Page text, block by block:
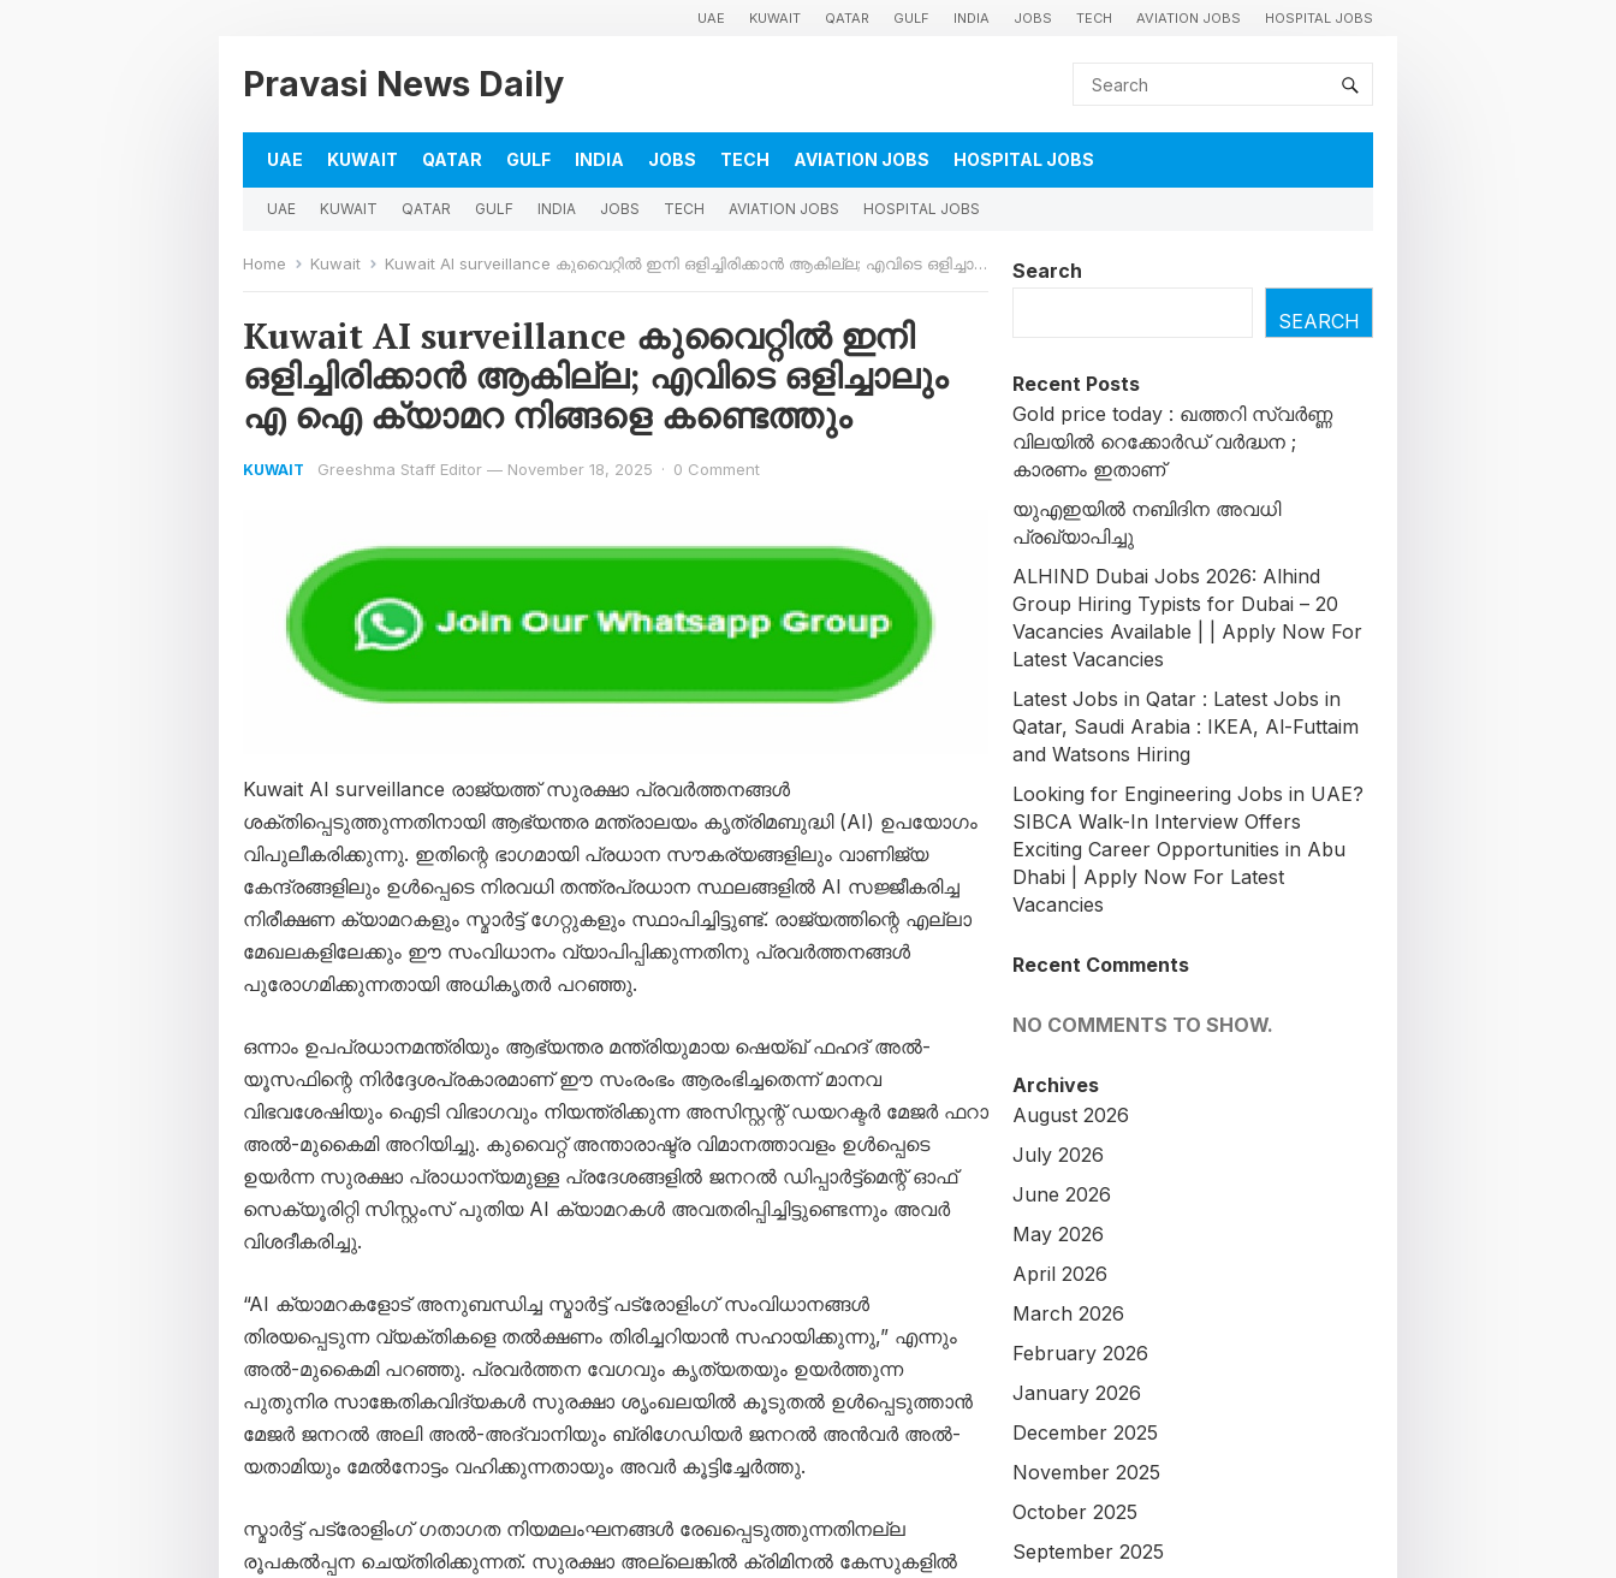
UAE KUWAIT QATAR GULF INDIA JOBS TECH AVIATION JOBS HOSPITAL JOBS
Pravasi News Daily
UAE KUWAIT QATAR GULF INDIA JOBS TECH AVIATION JOBS HOSPITAL JOBS
UAE KUWAIT QATAR GULF INDIA JOBS TECH AVIATION JOBS HOSPITAL JOBS
Home Kuwait Kuwait AI surveillance കുവൈറ്റിൽ ഇനി ഒളിച്ചിരിക്കാൻ ആകില്ല; എവിടെ ഒളിച്ചാലും എ ഐ ക്യാമറ നിങ്ങളെ കണ്ടെത്തും
Kuwait AI surveillance കുവൈറ്റിൽ ഇനി
ഒളിച്ചിരിക്കാൻ ആകില്ല; എവിടെ ഒളിച്ചാലും
എ ഐ ക്യാമറ നിങ്ങളെ കണ്ടെത്തും
KUWAIT Greeshma Staff Editor — November 18, 2025 · 0 Comment
Kuwait AI surveillance രാജ്യത്ത് സുരക്ഷാ പ്രവർത്തനങ്ങൾ
ശക്തിപ്പെടുത്തുന്നതിനായി ആഭ്യന്തര മന്ത്രാലയം കൃത്രിമബുദ്ധി (AI) ഉപയോഗം
വിപുലീകരിക്കുന്നു. ഇതിന്റെ ഭാഗമായി പ്രധാന സൗകര്യങ്ങളിലും വാണിജ്യ
കേന്ദ്രങ്ങളിലും ഉൾപ്പെടെ നിരവധി തന്ത്രപ്രധാന സ്ഥലങ്ങളിൽ AI സജ്ജീകരിച്ച
നിരീക്ഷണ ക്യാമറകളും സ്മാർട്ട് ഗേറ്റുകളും സ്ഥാപിച്ചിട്ടുണ്ട്. രാജ്യത്തിന്റെ എല്ലാ
മേഖലകളിലേക്കും ഈ സംവിധാനം വ്യാപിപ്പിക്കുന്നതിനു പ്രവർത്തനങ്ങൾ
പുരോഗമിക്കുന്നതായി അധികൃതർ പറഞ്ഞു.
ഒന്നാം ഉപപ്രധാനമന്ത്രിയും ആഭ്യന്തര മന്ത്രിയുമായ ഷെയ്ഖ് ഫഹദ് അൽ-
യൂസഫിന്റെ നിർദ്ദേശപ്രകാരമാണ് ഈ സംരംഭം ആരംഭിച്ചതെന്ന് മാനവ
വിഭവശേഷിയും ഐടി വിഭാഗവും നിയന്ത്രിക്കുന്ന അസിസ്റ്റന്റ് ഡയറക്ടർ മേജർ ഫറാ
അൽ-മുകൈമി അറിയിച്ചു. കുവൈറ്റ് അന്താരാഷ്ട്ര വിമാനത്താവളം ഉൾപ്പെടെ
ഉയർന്ന സുരക്ഷാ പ്രാധാന്യമുള്ള പ്രദേശങ്ങളിൽ ജനറൽ ഡിപ്പാർട്ട്മെന്റ് ഓഫ്
സെക്യൂരിറ്റി സിസ്റ്റംസ് പുതിയ AI ക്യാമറകൾ അവതരിപ്പിച്ചിട്ടുണ്ടെന്നും അവർ
വിശദീകരിച്ചു.
“AI ക്യാമറകളോട് അനുബന്ധിച്ച സ്മാർട്ട് പട്രോളിംഗ് സംവിധാനങ്ങൾ
തിരയപ്പെടുന്ന വ്യക്തികളെ തൽക്ഷണം തിരിച്ചറിയാൻ സഹായിക്കുന്നു,” എന്നും
അൽ-മുകൈമി പറഞ്ഞു. പ്രവർത്തന വേഗവും കൃത്യതയും ഉയർത്തുന്ന
പുതുനിര സാങ്കേതികവിദ്യകൾ സുരക്ഷാ ശൃംഖലയിൽ കൂടുതൽ ഉൾപ്പെടുത്താൻ
മേജർ ജനറൽ അലി അൽ-അദ്വാനിയും ബ്രിഗേഡിയർ ജനറൽ അൻവർ അൽ-
യതാമിയും മേൽനോട്ടം വഹിക്കുന്നതായും അവർ കൂട്ടിച്ചേർത്തു.
സ്മാർട്ട് പട്രോളിംഗ് ഗതാഗത നിയമലംഘനങ്ങൾ രേഖപ്പെടുത്തുന്നതിനല്ല
രൂപകൽപ്പന ചെയ്തിരിക്കുന്നത്. സുരക്ഷാ അല്ലെങ്കിൽ ക്രിമിനൽ കേസുകളിൽ
Search
SEARCH
Recent Posts
Gold price today : ഖത്തറി സ്വർണ്ണ
വിലയിൽ റെക്കോർഡ് വർദ്ധന ;
കാരണം ഇതാണ്
യുഎഇയില്‍ നബിദിന അവധി
പ്രഖ്യാപിച്ചു
ALHIND Dubai Jobs 2026: Alhind
Group Hiring Typists for Dubai – 20
Vacancies Available | | Apply Now For
Latest Vacancies
Latest Jobs in Qatar : Latest Jobs in
Qatar, Saudi Arabia : IKEA, Al-Futtaim
and Watsons Hiring
Looking for Engineering Jobs in UAE?
SIBCA Walk-In Interview Offers
Exciting Career Opportunities in Abu
Dhabi | Apply Now For Latest
Vacancies
Recent Comments
NO COMMENTS TO SHOW.
Archives
August 2026
July 2026
June 2026
May 2026
April 2026
March 2026
February 2026
January 2026
December 2025
November 2025
October 2025
September 2025